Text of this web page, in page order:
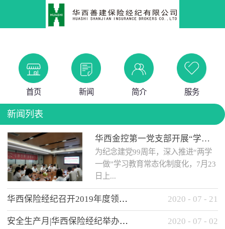
首页 新闻 简介 服务
新闻列表
华西金控第一党支部开展“学党史 知党情 做合格党员”主题教育工作会
为纪念建党99周年，深入推进“两学
一做”学习教育常态化制度化，7月23
日上...
午，华西金控第一党支部举办了“学
党史、知党情、...
华西保险经纪召开2019年度领导班子述职考核工作会 2020 - 07 - 21
安全生产月|华西保险经纪举办应急消防安全知识培训 2020 - 07 - 02